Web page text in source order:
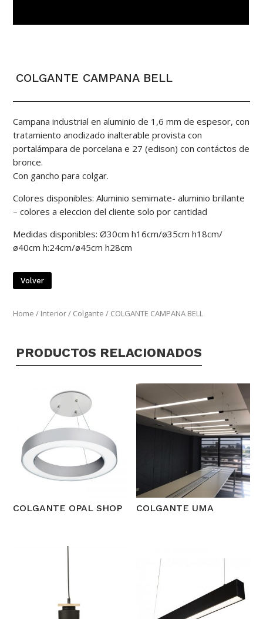
COLGANTE CAMPANA BELL
Campana industrial en aluminio de 1,6 mm de espesor, con
tratamiento anodizado inalterable provista con
portalámpara de porcelana e 27 (edison) con contáctos de
bronce.
Con gancho para colgar.
Colores disponibles: Aluminio semimate- aluminio brillante
– colores a eleccion del cliente solo por cantidad
Medidas disponibles: Ø30cm h16cm/ø35cm h18cm/
ø40cm h:24cm/ø45cm h28cm
Volver
Home / Interior/ Colgante / COLGANTE CAMPANA BELL
PRODUCTOS RELACIONADOS
COLGANTE OPAL SHOP COLGANTE UMA